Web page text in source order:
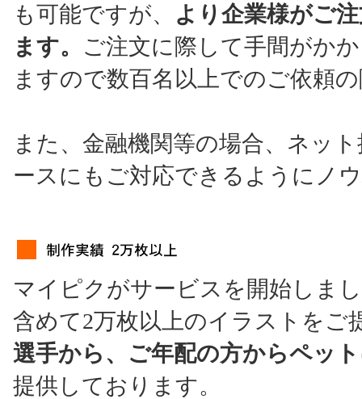
も可能ですが、 より企業様がご
ます。 ご注文に際して手間がか
ますので数百名以上でのご依頼
また、金融機関等の場合、ネッ
ースにもご対応できるようにノ
マイピクがサービスを開始しま
含めて2万枚以上のイラストをご
選手から、ご年配の方からペッ
提供しております。